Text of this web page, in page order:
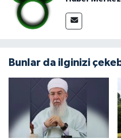
Bunlar da ilginizi